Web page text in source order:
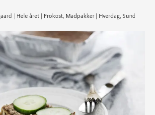
| Hele året | Frokost, Madpakker | Hverdag, Sund